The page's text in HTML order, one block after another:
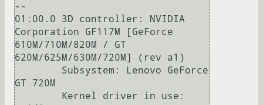
--
01:00.0 3D controller: NVIDIA
Corporation GF117M [GeForce
610M/710M/820M / GT
620M/625M/630M/720M] (rev a1)
GT 720M